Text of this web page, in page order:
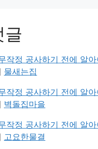
글
작정 공사하기 전에 알
물새는집
작정 공사하기 전에 알
벽돌집마을
작정 공사하기 전에 알
고요한물결